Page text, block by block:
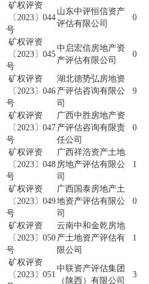
矿权评资
〔2023〕044
号
山东中评恒信资产
评估有限公司
0
矿权评资
〔2023〕045
号
中启宏信房地产资
产评估有限公司
0
矿权评资
〔2023〕046
号
湖北德势弘房地资
产评估咨询有限公
司
9
矿权评资
〔2023〕047
号
广西中胜房地产资
产评估咨询有限责
任公司
0
矿权评资
〔2023〕048
号
广西祥浩资产土地
房地产评估有限公
司
1
矿权评资
〔2023〕049
号
广西国泰房地产土
地资产评估有限公
司
0
矿权评资
〔2023〕050
号
云南中和金乾房地
产土地资产评估有
限公司
1
矿权评资
〔2023〕051
中联资产评估集团
（陕西）有限公司
3